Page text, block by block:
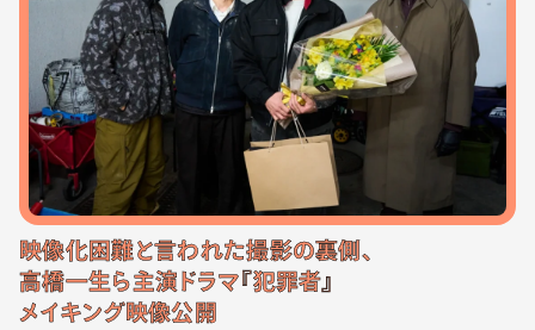
映像化困難と言われた撮影の裏側、
高橋一生ら主演ドラマ『犯罪者』
メイキング映像公開